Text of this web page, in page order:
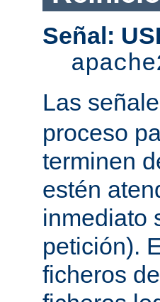
Señal:
Las
proceso
terminen
estén
inmediato
petición).
ficheros